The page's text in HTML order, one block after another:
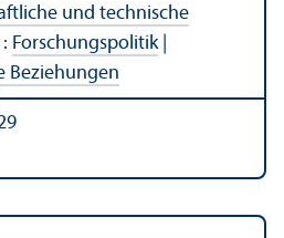
und technische
: Forschungspolitik|
Beziehungen